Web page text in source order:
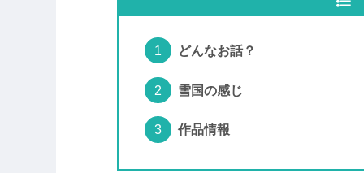
どんなお話？
雪国の感じ
作品情報